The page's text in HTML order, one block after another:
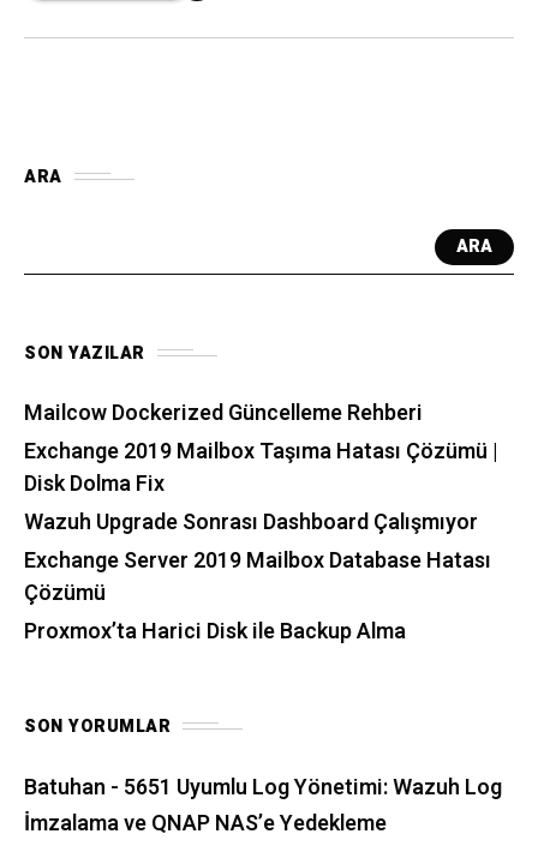
ARA
ARA
SON YAZILAR
Mailcow Dockerized Güncelleme Rehberi
Exchange 2019 Mailbox Taşıma Hatası Çözümü |
Disk Dolma Fix
Wazuh Upgrade Sonrası Dashboard Çalışmıyor
Exchange Server 2019 Mailbox Database Hatası
Çözümü
Proxmox’ta Harici Disk ile Backup Alma
SON YORUMLAR
Batuhan - 5651 Uyumlu Log Yönetimi: Wazuh Log
İmzalama ve QNAP NAS’e Yedekleme